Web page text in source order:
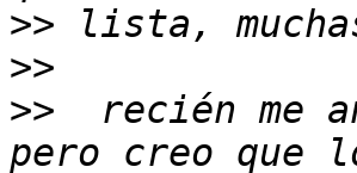
>>
>>
>>
recién me